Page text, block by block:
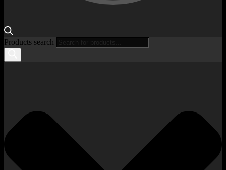
Products search